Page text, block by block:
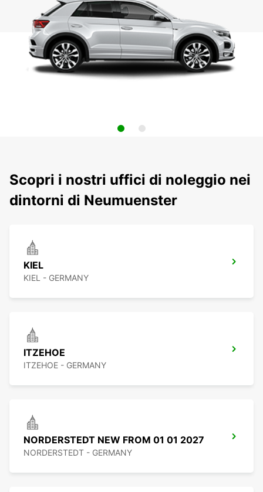
Scopri i nostri uffici di noleggio nei
dintorni di Neumuenster
KIEL
KIEL - GERMANY
ITZEHOE
ITZEHOE - GERMANY
NORDERSTEDT NEW FROM 01 01 2027
NORDERSTEDT - GERMANY